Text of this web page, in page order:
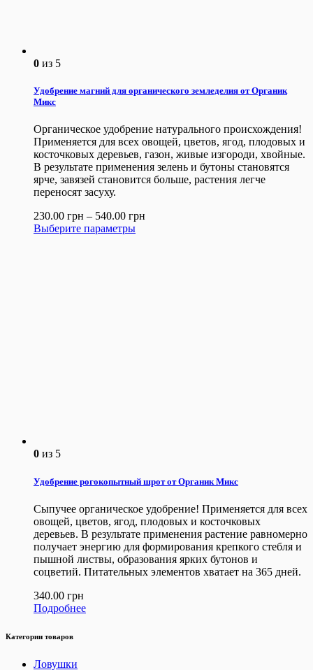
0 из 5
Удобрение магний для органического земледелия от Органик
Микс
Органическое удобрение натурального происхождения!
Применяется для всех овощей, цветов, ягод, плодовых и
косточковых деревьев, газон, живые изгороди, хвойные.
В результате применения зелень и бутоны становятся
ярче, завязей становится больше, растения легче
переносят засуху.
230.00 грн – 540.00 грн
Выберите параметры
0 из 5
Удобрение рогокопытный шрот от Органик Микс
Сыпучее органическое удобрение! Применяется для всех
овощей, цветов, ягод, плодовых и косточковых
деревьев. В результате применения растение равномерно
получает энергию для формирования крепкого стебля и
пышной листвы, образования ярких бутонов и
соцветий. Питательных элементов хватает на 365 дней.
340.00 грн
Подробнее
Категории товаров
Ловушки